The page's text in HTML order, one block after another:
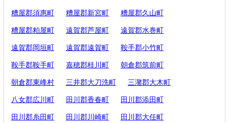
糟屋郡須惠町 糟屋郡新宮町 糟屋郡久山町
糟屋郡粕屋町 遠賀郡芦屋町 遠賀郡水巻町
遠賀郡岡垣町 遠賀郡遠賀町 鞍手郡小竹町
鞍手郡鞍手町 嘉穂郡桂川町 朝倉郡筑前町
朝倉郡東峰村 三井郡大刀洗町 三潴郡大木町
八女郡広川町 田川郡香春町 田川郡添田町
田川郡糸田町 田川郡川崎町 田川郡大任町